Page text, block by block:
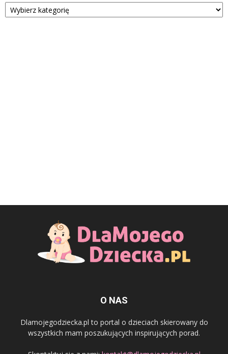
O NAS
Dlamojegodziecka.pl to portal o dzieciach skierowany do
wszystkich mam poszukujących inspirujących porad.